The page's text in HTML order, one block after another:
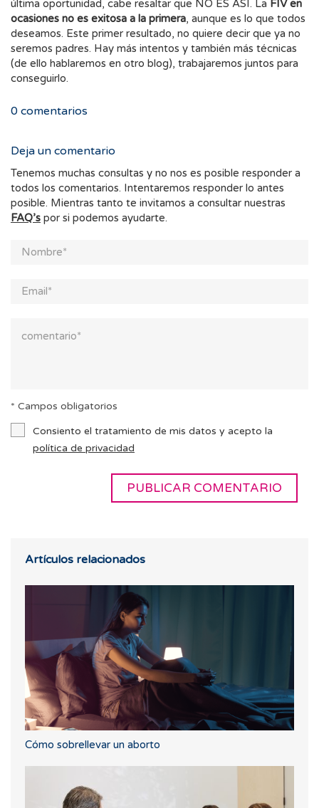
última oportunidad, cabe resaltar que NO ES ASÍ. La FIV en
ocasiones no es exitosa a la primera, aunque es lo que todos
deseamos. Este primer resultado, no quiere decir que ya no
seremos padres. Hay más intentos y también más técnicas
(de ello hablaremos en otro blog), trabajaremos juntos para
conseguirlo.
0 comentarios
Deja un comentario
Tenemos muchas consultas y no nos es posible responder a
todos los comentarios. Intentaremos responder lo antes
posible. Mientras tanto te invitamos a consultar nuestras
FAQ’s por si podemos ayudarte.
* Campos obligatorios
Consiento el tratamiento de mis datos y acepto la
política de privacidad
Artículos relacionados
Cómo sobrellevar un aborto